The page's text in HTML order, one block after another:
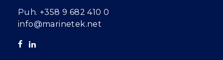
Puh. +358 9 682 410 0
info@marinetek.net